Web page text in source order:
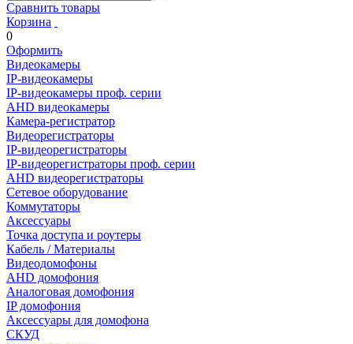
Сравнить товары
Корзина
0
Оформить
Видеокамеры
IP-видеокамеры
IP-видеокамеры проф. серии
AHD видеокамеры
Камера-регистратор
Видеорегистраторы
IP-видеорегистраторы
IP-видеорегистраторы проф. серии
AHD видеорегистраторы
Сетевое оборудование
Коммутаторы
Аксессуары
Точка доступа и роутеры
Кабель / Материалы
Видеодомофоны
AHD домофония
Аналоговая домофония
IP домофония
Аксессуары для домофона
СКУД